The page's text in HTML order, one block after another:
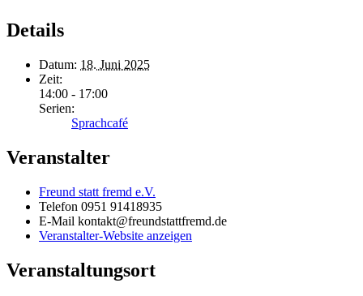
Details
Datum: 18. Juni 2025
Zeit:
14:00 - 17:00
Serien:
Sprachcafé
Veranstalter
Freund statt fremd e.V.
Telefon 0951 91418935
E-Mail kontakt@freundstattfremd.de
Veranstalter-Website anzeigen
Veranstaltungsort